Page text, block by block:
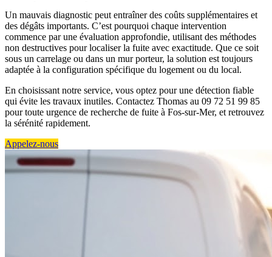
Un mauvais diagnostic peut entraîner des coûts supplémentaires et
des dégâts importants. C’est pourquoi chaque intervention
commence par une évaluation approfondie, utilisant des méthodes
non destructives pour localiser la fuite avec exactitude. Que ce soit
sous un carrelage ou dans un mur porteur, la solution est toujours
adaptée à la configuration spécifique du logement ou du local.
En choisissant notre service, vous optez pour une détection fiable
qui évite les travaux inutiles. Contactez Thomas au 09 72 51 99 85
pour toute urgence de recherche de fuite à Fos-sur-Mer, et retrouvez
la sérénité rapidement.
Appelez-nous